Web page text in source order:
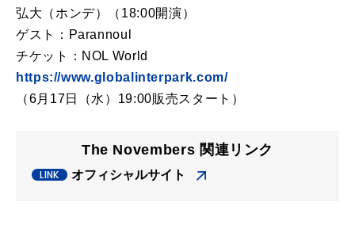
弘大（ホンデ）（18:00開演）
ゲスト：Parannoul
チケット：NOL World
https://www.globalinterpark.com/
（6月17日（水）19:00販売スタート）
The Novembers 関連リンク
オフィシャルサイト